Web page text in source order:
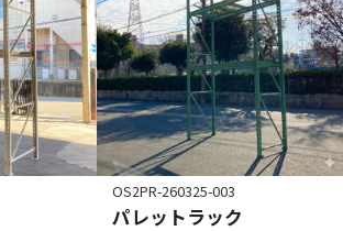
OS2PR-260325-003
パレットラック